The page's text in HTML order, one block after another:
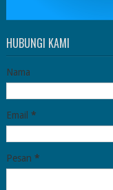
HUBUNGI KAMI
Nama
Email *
Pesan *